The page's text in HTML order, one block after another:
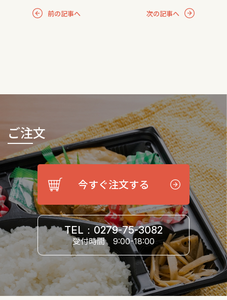
前の記事へ 次の記事へ
ご注文
今すぐ注文する
TEL：0279-75-3082
受付時間9:00-18:00